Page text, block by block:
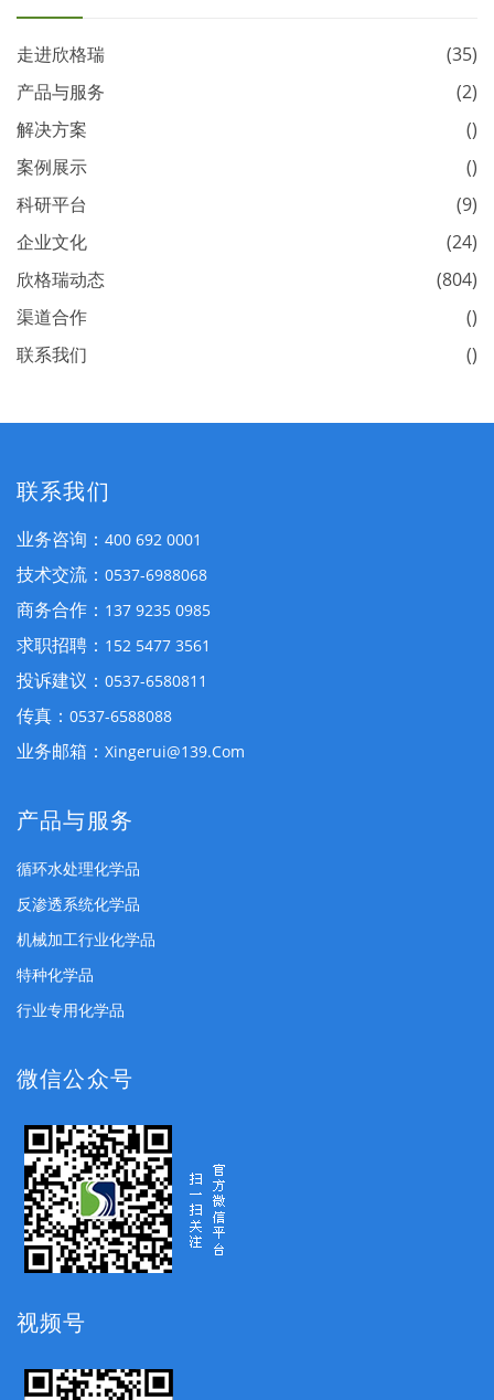
走进欣格瑞
(35)
产品与服务
(2)
解决方案
()
案例展示
()
科研平台
(9)
企业文化
(24)
欣格瑞动态
(804)
渠道合作
()
联系我们
()
联系我们
业务咨询： 400 692 0001
技术交流： 0537-6988068
商务合作： 137 9235 0985
求职招聘： 152 5477 3561
投诉建议： 0537-6580811
传真： 0537-6588088
业务邮箱： Xingerui@139.com
产品与服务
循环水处理化学品
反渗透系统化学品
机械加工行业化学品
特种化学品
行业专用化学品
微信公众号
视频号